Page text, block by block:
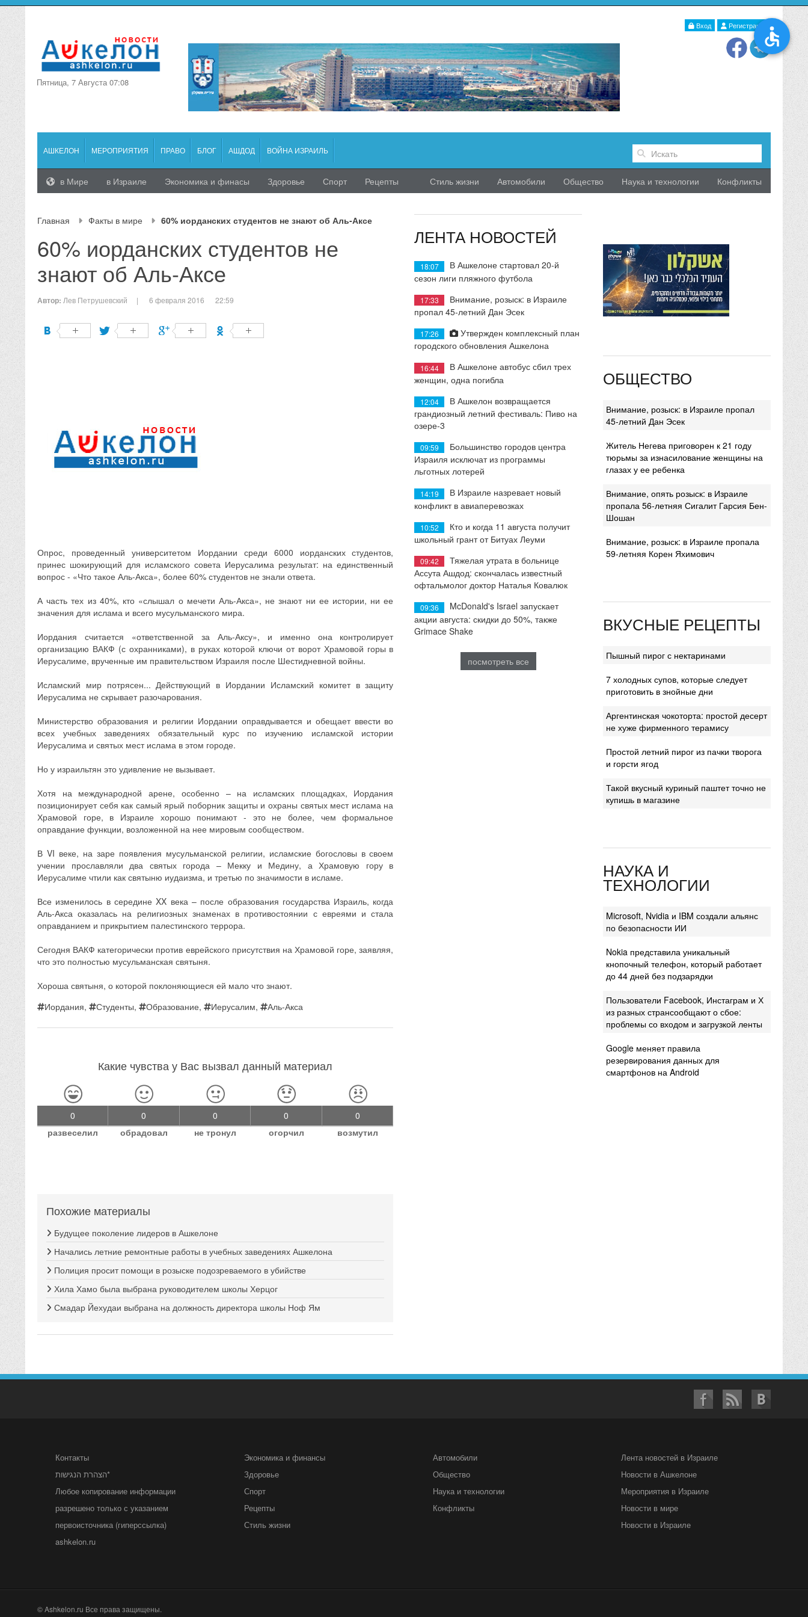
Вход Регистрация
Пятница, 7 Августа 07:08
АШКЕЛОН МЕРОПРИЯТИЯ ПРАВО БЛОГ АШДОД ВОЙНА ИЗРАИЛЬ
в Мире в Израиле Экономика и финасы Здоровье Спорт Рецепты Стиль жизни Автомобили Общество Наука и технологии Конфликты
Главная Факты в мире 60% иорданских студентов не знают об Аль-Аксе
60% иорданских студентов не
знают об Аль-Аксе
Автор: Лев Петрушевский | 6 февраля 2016 22:59
Опрос, проведенный университетом Иордании среди 6000 иорданских студентов,
принес шокирующий для исламского совета Иерусалима результат: на единственный
вопрос - «Что такое Аль-Акса», более 60% студентов не знали ответа.
А часть тех из 40%, кто «слышал о мечети Аль-Акса», не знают ни ее истории, ни ее
значения для ислама и всего мусульманского мира.
Иордания считается «ответственной за Аль-Аксу», и именно она контролирует
организацию ВАКФ (с охранниками), в руках которой ключи от ворот Храмовой горы в
Иерусалиме, врученные им правительством Израиля после Шестидневной войны.
Исламский мир потрясен... Действующий в Иордании Исламский комитет в защиту
Иерусалима не скрывает разочарования.
Министерство образования и религии Иордании оправдывается и обещает ввести во
всех учебных заведениях обязательный курс по изучению исламской истории
Иерусалима и святых мест ислама в этом городе.
Но у израильтян это удивление не вызывает.
Хотя на международной арене, особенно – на исламских площадках, Иордания
позиционирует себя как самый ярый поборник защиты и охраны святых мест ислама на
Храмовой горе, в Израиле хорошо понимают - это не более, чем формальное
оправдание функции, возложенной на нее мировым сообществом.
В VI веке, на заре появления мусульманской религии, исламские богословы в своем
учении прославляли два святых города – Мекку и Медину, а Храмовую гору в
Иерусалиме чтили как святыню иудаизма, и третью по значимости в исламе.
Все изменилось в середине XX века – после образования государства Израиль, когда
Аль-Акса оказалась на религиозных знаменах в противостоянии с евреями и стала
оправданием и прикрытием палестинского террора.
Сегодня ВАКФ категорически против еврейского присутствия на Храмовой горе, заявляя,
что это полностью мусульманская святыня.
Хороша святыня, о которой поклоняющиеся ей мало что знают.
Иордания, Студенты, Образование, Иерусалим, Аль-Акса
Какие чувства у Вас вызвал данный материал
0
развеселил
0
обрадовал
0
не тронул
0
огорчил
0
возмутил
Похожие материалы
Будущее поколение лидеров в Ашкелоне
Начались летние ремонтные работы в учебных заведениях Ашкелона
Полиция просит помощи в розыске подозреваемого в убийстве
Хила Хамо была выбрана руководителем школы Херцог
Смадар Йехудаи выбрана на должность директора школы Ноф Ям
ЛЕНТА НОВОСТЕЙ
18:07
В Ашкелоне стартовал 20-й
сезон лиги пляжного футбола
17:33
Внимание, розыск: в Израиле
пропал 45-летний Дан Эсек
17:26
Утвержден комплексный план
городского обновления Ашкелона
16:44
В Ашкелоне автобус сбил трех
женщин, одна погибла
12:04
В Ашкелон возвращается
грандиозный летний фестиваль: Пиво на
озере-3
09:59
Большинство городов центра
Израиля исключат из программы
льготных лотерей
14:19
В Израиле назревает новый
конфликт в авиаперевозках
10:52
Кто и когда 11 августа получит
школьный грант от Битуах Леуми
09:42
Тяжелая утрата в больнице
Ассута Ашдод: скончалась известный
офтальмолог доктор Наталья Ковалюк
09:36
McDonald's Israel запускает
акции августа: скидки до 50%, также
Grimace Shake
посмотреть все
ОБЩЕСТВО
Внимание, розыск: в Израиле пропал
45-летний Дан Эсек
Житель Негева приговорен к 21 году
тюрьмы за изнасилование женщины на
глазах у ее ребенка
Внимание, опять розыск: в Израиле
пропала 56-летняя Сигалит Гарсия Бен-
Шошан
Внимание, розыск: в Израиле пропала
59-летняя Корен Яхимович
ВКУСНЫЕ РЕЦЕПТЫ
Пышный пирог с нектаринами
7 холодных супов, которые следует
приготовить в знойные дни
Аргентинская чокоторта: простой десерт
не хуже фирменного терамису
Простой летний пирог из пачки творога
и горсти ягод
Такой вкусный куриный паштет точно не
купишь в магазине
НАУКА И
ТЕХНОЛОГИИ
Microsoft, Nvidia и IBM создали альянс
по безопасности ИИ
Nokia представила уникальный
кнопочный телефон, который работает
до 44 дней без подзарядки
Пользователи Facebook, Инстаграм и Х
из разных странсообщают о сбое:
проблемы со входом и загрузкой ленты
Google меняет правила
резервирования данных для
смартфонов на Android
Контакты
הצהרת הנגישות*
Любое копирование информации
разрешено только с указанием
первоисточника (гиперссылка)
ashkelon.ru
Экономика и финансы
Здоровье
Спорт
Рецепты
Стиль жизни
Автомобили
Общество
Наука и технологии
Конфликты
Лента новостей в Израиле
Новости в Ашкелоне
Мероприятия в Израиле
Новости в мире
Новости в Израиле
© Ashkelon.ru Все права защищены.